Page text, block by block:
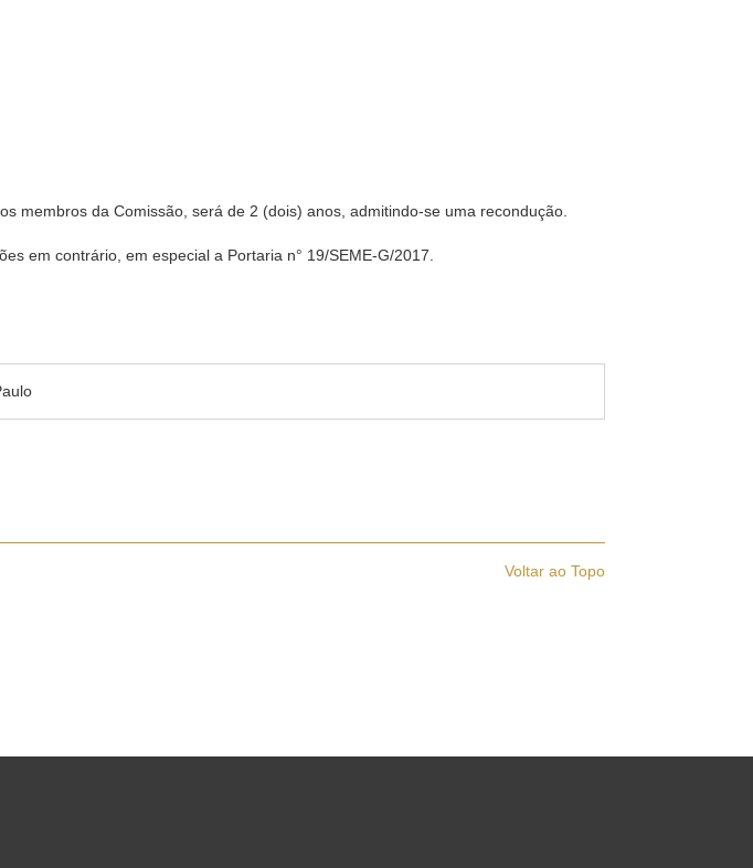
membros da Comissão, será de 2 (dois) anos, admitindo-se uma recondução.
em contrário, em especial a Portaria n° 19/SEME-G/2017.
Voltar ao Topo